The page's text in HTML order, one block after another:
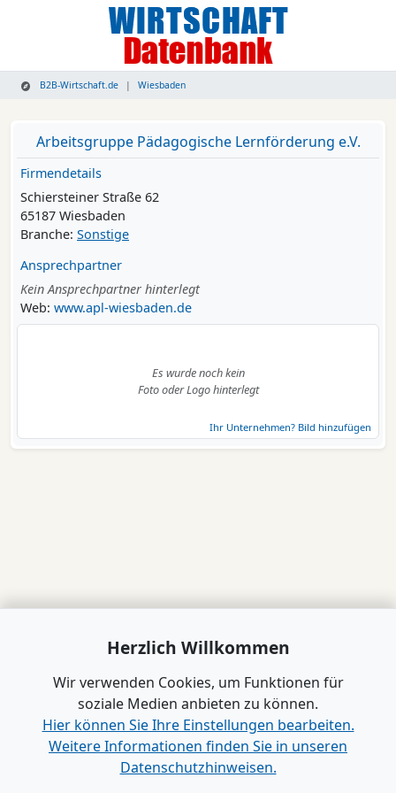
B2B-Wirtschaft.de Wiesbaden
Arbeitsgruppe Pädagogische Lernförderung e.V.
Firmendetails
Schiersteiner Straße 62
65187 Wiesbaden
Branche: Sonstige
Ansprechpartner
Kein Ansprechpartner hinterlegt
Web: www.apl-wiesbaden.de
Es wurde noch kein
Foto oder Logo hinterlegt
Ihr Unternehmen? Bild hinzufügen
Herzlich Willkommen
Wir verwenden Cookies, um Funktionen für
soziale Medien anbieten zu können.
Hier können Sie Ihre Einstellungen bearbeiten.
Weitere Informationen finden Sie in unseren
Datenschutzhinweisen.